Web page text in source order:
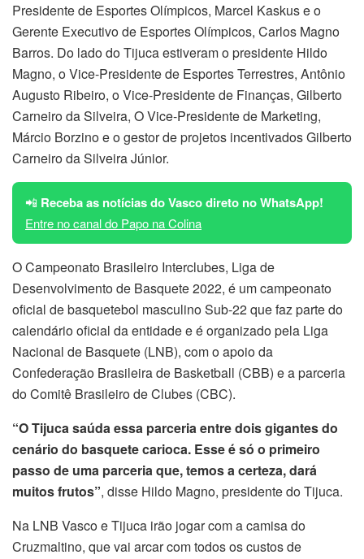
Presidente de Esportes Olímpicos, Marcel Kaskus e o
Gerente Executivo de Esportes Olímpicos, Carlos Magno
Barros. Do lado do Tijuca estiveram o presidente Hildo
Magno, o Vice-Presidente de Esportes Terrestres, Antônio
Augusto Ribeiro, o Vice-Presidente de Finanças, Gilberto
Carneiro da Silveira, O Vice-Presidente de Marketing,
Márcio Borzino e o gestor de projetos incentivados Gilberto
Carneiro da Silveira Júnior.
📲 Receba as notícias do Vasco direto no WhatsApp!
Entre no canal do Papo na Colina
O Campeonato Brasileiro Interclubes, Liga de
Desenvolvimento de Basquete 2022, é um campeonato
oficial de basquetebol masculino Sub-22 que faz parte do
calendário oficial da entidade e é organizado pela Liga
Nacional de Basquete (LNB), com o apoio da
Confederação Brasileira de Basketball (CBB) e a parceria
do Comitê Brasileiro de Clubes (CBC).
“O Tijuca saúda essa parceria entre dois gigantes do
cenário do basquete carioca. Esse é só o primeiro
passo de uma parceria que, temos a certeza, dará
muitos frutos”, disse Hildo Magno, presidente do Tijuca.
Na LNB Vasco e Tijuca irão jogar com a camisa do
Cruzmaltino, que vai arcar com todos os custos de